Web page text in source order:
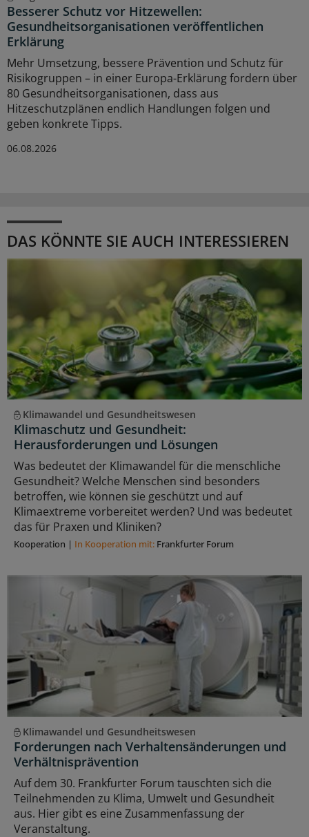
Besserer Schutz vor Hitzewellen:
Gesundheitsorganisationen veröffentlichen
Erklärung
Mehr Umsetzung, bessere Prävention und Schutz für
Risikogruppen – in einer Europa-Erklärung fordern über
80 Gesundheitsorganisationen, dass aus
Hitzeschutzplänen endlich Handlungen folgen und
geben konkrete Tipps.
06.08.2026
DAS KÖNNTE SIE AUCH INTERESSIEREN
Klimawandel und Gesundheitswesen
Klimaschutz und Gesundheit:
Herausforderungen und Lösungen
Was bedeutet der Klimawandel für die menschliche
Gesundheit? Welche Menschen sind besonders
betroffen, wie können sie geschützt und auf
Klimaextreme vorbereitet werden? Und was bedeutet
das für Praxen und Kliniken?
Kooperation | In Kooperation mit: Frankfurter Forum
Klimawandel und Gesundheitswesen
Forderungen nach Verhaltensänderungen und
Verhältnisprävention
Auf dem 30. Frankfurter Forum tauschten sich die
Teilnehmenden zu Klima, Umwelt und Gesundheit
aus. Hier gibt es eine Zusammenfassung der
Veranstaltung.